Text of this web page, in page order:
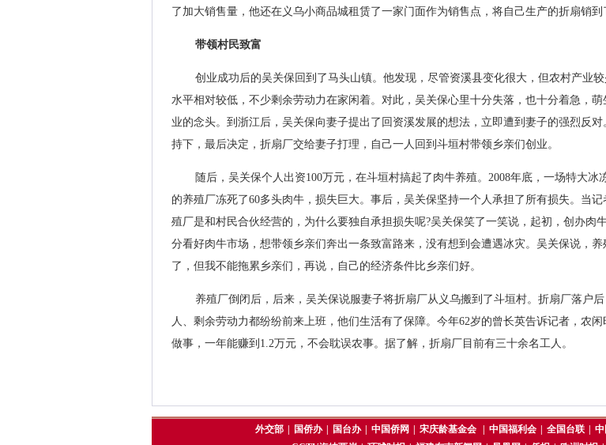
了加大销售量，他还在义乌小商品城租赁了一家门面作为销售点，将自己生产的折扇销到
带领村民致富
创业成功后的吴关保回到了马头山镇。他发现，尽管资溪县变化很大，但农村产业
水平相对较低，不少剩余劳动力在家闲着。对此，吴关保心里十分失落，也十分着急，萌
业的念头。到浙江后，吴关保向妻子提出了回资溪发展的想法，立即遭到妻子的强烈反对
持下，最后决定，折扇厂交给妻子打理，自己一人回到斗垣村带领乡亲们创业。
随后，吴关保个人出资100万元，在斗垣村搞起了肉牛养殖。2008年底，一场特大冰
的养殖厂冻死了60多头肉牛，损失巨大。事后，吴关保坚持一个人承担了所有损失。当
殖厂是和村民合伙经营的，为什么要独自承担损失呢?吴关保笑了一笑说，起初，创办肉
分看好肉牛市场，想带领乡亲们奔出一条致富路来，没有想到会遭遇冰灾。吴关保说，养
了，但我不能拖累乡亲们，再说，自己的经济条件比乡亲们好。
养殖厂倒闭后，后来，吴关保说服妻子将折扇厂从义乌搬到了斗垣村。折扇厂落户
人、剩余劳动力都纷纷前来上班，他们生活有了保障。今年62岁的曾长英告诉记者，农
做事，一年能赚到1.2万元，不会耽误农事。据了解，折扇厂目前有三十余名工人。
外交部 国侨办 国台办 中国侨网 宋庆龄基金会 中国福利会 全国台联 中